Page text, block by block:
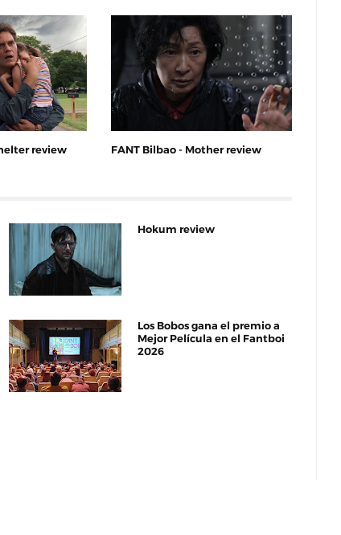
review FANT Bilbao - Mother review
Hokum review
Los Bobos gana el premio a
Mejor Película en el Fantboi
2026